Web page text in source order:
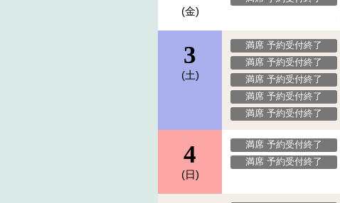
(金)
3
(土)
満席 予約受付終了
満席 予約受付終了
満席 予約受付終了
満席 予約受付終了
満席 予約受付終了
4
(日)
満席 予約受付終了
満席 予約受付終了